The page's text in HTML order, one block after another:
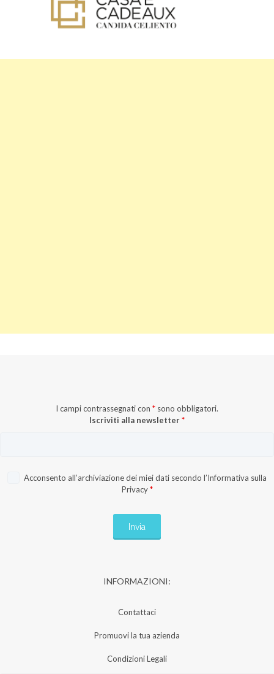
I campi contrassegnati con * sono obbligatori.
Iscriviti alla newsletter*
Acconsento all’archiviazione dei miei dati secondo l’Informativa sulla
Privacy *
INFORMAZIONI:
Contattaci
Promuovi la tua azienda
Condizioni Legali